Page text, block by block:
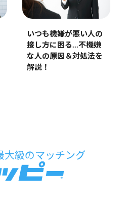
いつも機嫌が悪い人の
接し方に困る…不機嫌
な人の原因＆対処法を
解説！